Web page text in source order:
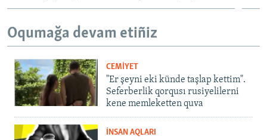
Oqumağa devam etiñiz
CEMİYET
"Er şeyni eki künde taşlap kettim".
Seferberlik qorqusı rusiyelilerni
kene memleketten quva
İNSAN AQLARI